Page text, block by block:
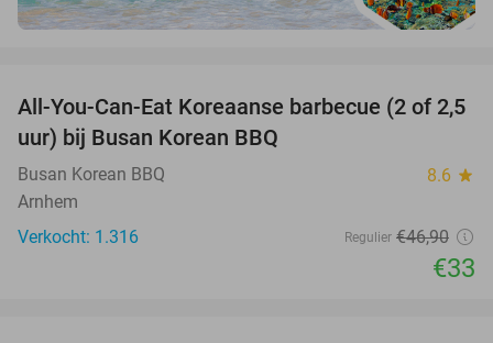
30%
All-You-Can-Eat Koreaanse barbecue (2 of 2,5
uur) bij Busan Korean BBQ
Busan Korean BBQ 8.6 star
Arnhem
Verkocht: 1.316
Regulier €46,90
€33